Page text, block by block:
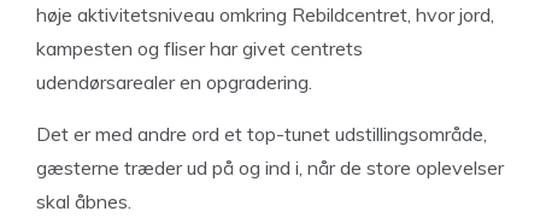
høje aktivitetsniveau omkring Rebildcentret, hvor jord,
kampesten og fliser har givet centrets
udendørsarealer en opgradering.
Det er med andre ord et top-tunet udstillingsområde,
gæsterne træder ud på og ind i, når de store oplevelser
skal åbnes.